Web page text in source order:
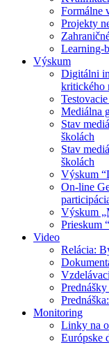
Formálne
Projekty
Learning-
Výskum
Digitálni
kritického
Mediálna
Stav
školách
Stav
školách
Výskum
On-line
Výskum
Prieskum
Video
Relácia:
Monitoring
Linky na
Európske